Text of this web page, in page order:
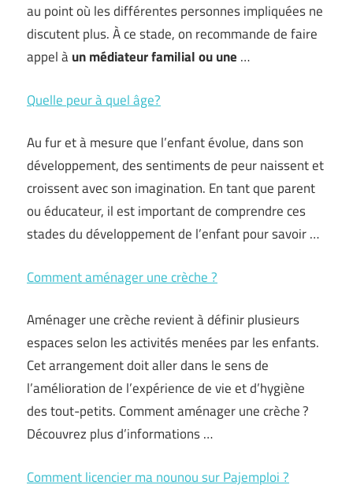
au point où les différentes personnes impliquées ne
discutent plus. À ce stade, on recommande de faire
appel àun médiateur familial ou une …
Quelle peur à quel âge?
Au fur et à mesure que l’enfant évolue, dans son
développement, des sentiments de peur naissent et
croissent avec son imagination. En tant que parent
ou éducateur, il est important de comprendre ces
stades du développement de l’enfant pour savoir …
Comment aménager une crèche ?
Aménager une crèche revient à définir plusieurs
espaces selon les activités menées par les enfants.
Cet arrangement doit aller dans le sens de
l’amélioration de l’expérience de vie et d’hygiène
des tout-petits. Comment aménager une crèche ?
Découvrez plus d’informations …
Comment licencier ma nounou sur Pajemploi ?